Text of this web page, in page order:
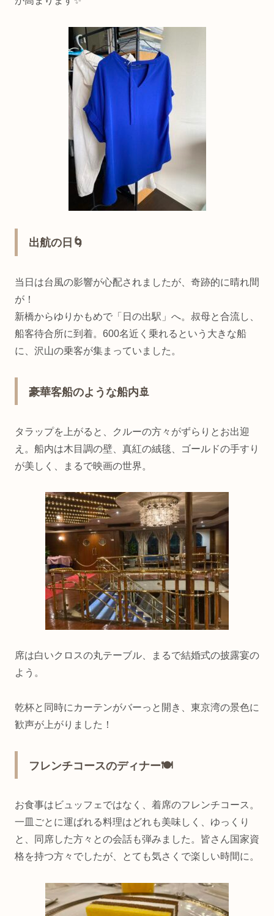
出航の日🌀
当日は台風の影響が心配されましたが、奇跡的に晴れ間
が！
新橋からゆりかもめで「日の出駅」へ。叔母と合流し、
船客待合所に到着。600名近く乗れるという大きな船
に、沢山の乗客が集まっていました。
豪華客船のような船内🚢
タラップを上がると、クルーの方々がずらりとお出迎
え。船内は木目調の壁、真紅の絨毯、ゴールドの手すり
が美しく、まるで映画の世界。
席は白いクロスの丸テーブル、まるで結婚式の披露宴の
よう。
乾杯と同時にカーテンがバーっと開き、東京湾の景色に
歓声が上がりました！
フレンチコースのディナー🍽️
お食事はビュッフェではなく、着席のフレンチコース。
一皿ごとに運ばれる料理はどれも美味しく、ゆっくり
と、同席した方々との会話も弾みました。皆さん国家資
格を持つ方々でしたが、とても気さくで楽しい時間に。